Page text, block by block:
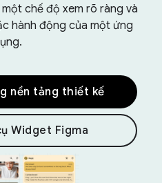
chế độ xem rõ ràng và
hành động của một ứng
nền tảng thiết kế
Widget Figma